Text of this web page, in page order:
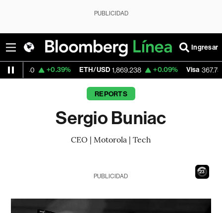
PUBLICIDAD
Ingresar
+0.39% ETH/USD 1,869.238 +0.09% Visa 367.75
REPORTS
Sergio Buniac
CEO | Motorola | Tech
22
PUBLICIDAD